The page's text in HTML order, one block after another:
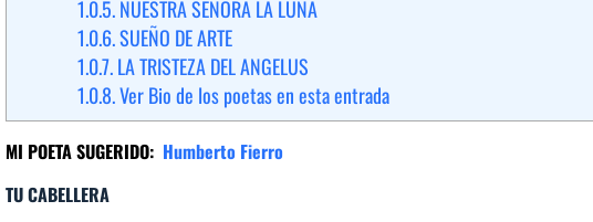
1.0.5.NUESTRA SEÑORA LA LUNA
1.0.6.SUEÑO DE ARTE
1.0.7.LA TRISTEZA DEL ANGELUS
1.0.8.Ver Bio de los poetas en esta entrada
MI POETA SUGERIDO: Humberto Fierro
TU CABELLERA